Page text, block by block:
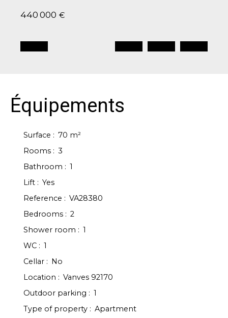
440 000 €
Équipements
Surface : 70 m²
Rooms : 3
Bathroom : 1
Lift : Yes
Reference : VA28380
Bedrooms : 2
Shower room : 1
WC : 1
Cellar :
No
Location : Vanves 92170
Outdoor parking : 1
Type of property : Apartment